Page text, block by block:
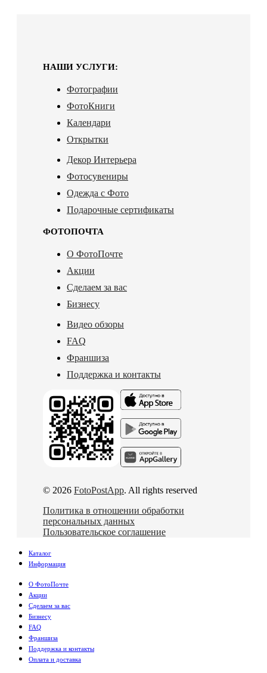
НАШИ УСЛУГИ:
Фотографии
ФотоКниги
Календари
Открытки
Декор Интерьера
Фотосувениры
Одежда с Фото
Подарочные сертификаты
ФОТОПОЧТА
О ФотоПочте
Акции
Сделаем за вас
Бизнесу
Видео обзоры
FAQ
Франшиза
Поддержка и контакты
© 2026 FotoPostApp. All rights reserved
Политика в отношении обработки
персональных данных
Пользовательское соглашение
Каталог
Информация
О ФотоПочте
Акции
Сделаем за вас
Бизнесу
FAQ
Франшиза
Поддержка и контакты
Оплата и доставка